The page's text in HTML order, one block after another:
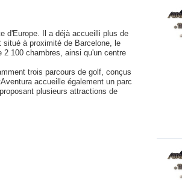
d'Europe. Il a déjà accueilli plus de
à proximité de Barcelone, le
100 chambres, ainsi qu'un centre
trois parcours de golf, conçus
accueille également un parc
plusieurs attractions de